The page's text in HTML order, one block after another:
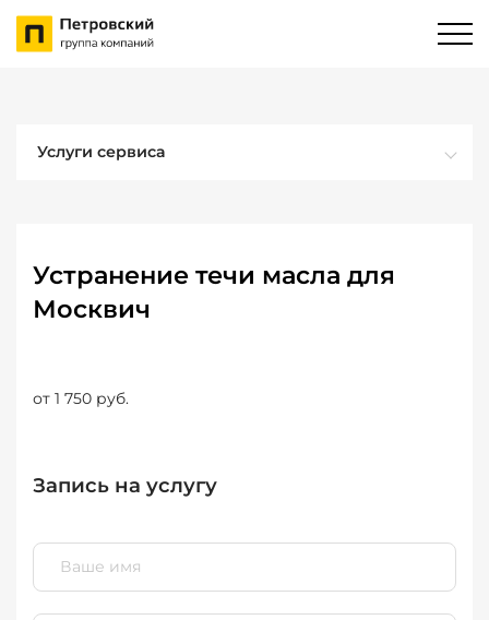
Услуги сервиса
Устранение течи масла для
Москвич
от 1 750 руб.
Запись на услугу